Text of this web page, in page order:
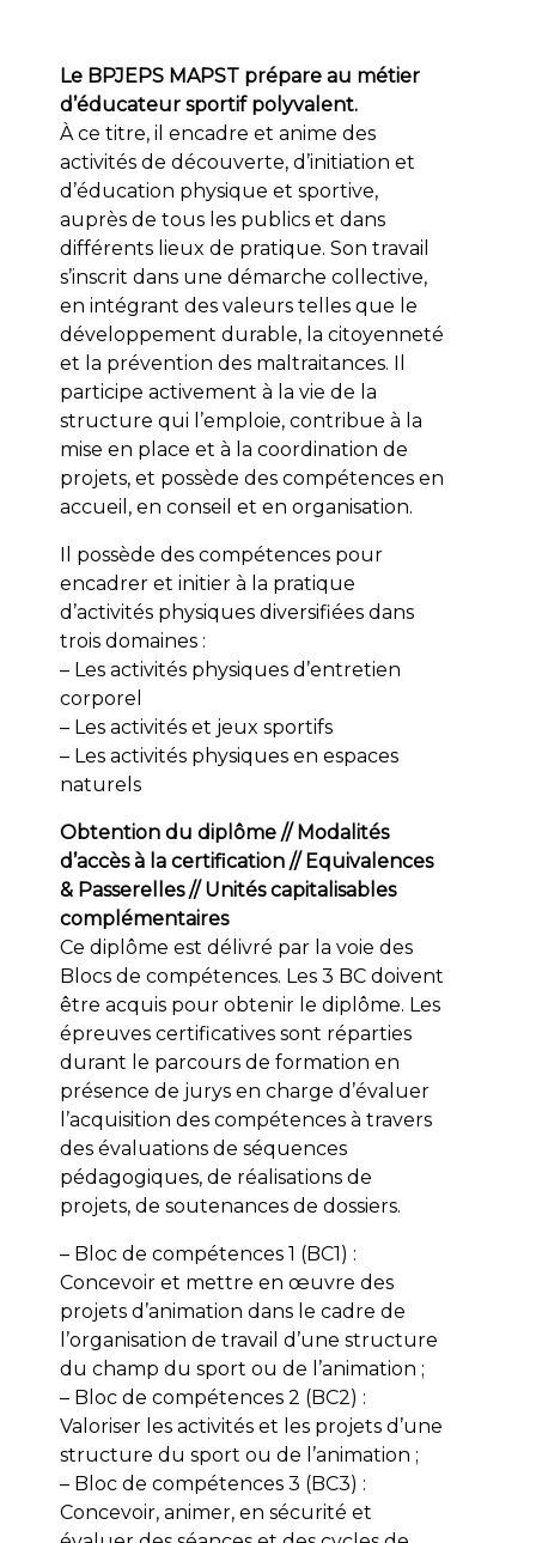
Le BPJEPS MAPST prépare au métier
d’éducateur sportif polyvalent.
À ce titre, il encadre et anime des
activités de découverte, d’initiation et
d’éducation physique et sportive,
auprès de tous les publics et dans
différents lieux de pratique. Son travail
s’inscrit dans une démarche collective,
en intégrant des valeurs telles que le
développement durable, la citoyenneté
et la prévention des maltraitances. Il
participe activement à la vie de la
structure qui l’emploie, contribue à la
mise en place et à la coordination de
projets, et possède des compétences en
accueil, en conseil et en organisation.
Il possède des compétences pour
encadrer et initier à la pratique
d’activités physiques diversifiées dans
trois domaines :
– Les activités physiques d’entretien
corporel
– Les activités et jeux sportifs
– Les activités physiques en espaces
naturels
Obtention du diplôme // Modalités
d’accès à la certification // Equivalences
& Passerelles // Unités capitalisables
complémentaires
Ce diplôme est délivré par la voie des
Blocs de compétences. Les 3 BC doivent
être acquis pour obtenir le diplôme. Les
épreuves certificatives sont réparties
durant le parcours de formation en
présence de jurys en charge d’évaluer
l’acquisition des compétences à travers
des évaluations de séquences
pédagogiques, de réalisations de
projets, de soutenances de dossiers.
– Bloc de compétences 1 (BC1) :
Concevoir et mettre en œuvre des
projets d’animation dans le cadre de
l’organisation de travail d’une structure
du champ du sport ou de l’animation ;
– Bloc de compétences 2 (BC2) :
Valoriser les activités et les projets d’une
structure du sport ou de l’animation ;
– Bloc de compétences 3 (BC3) :
Concevoir, animer, en sécurité et